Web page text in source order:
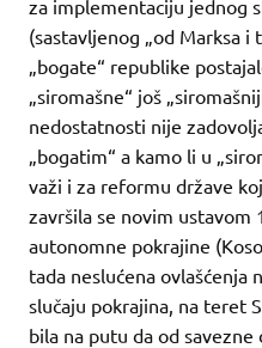
za implementaciju jednog
(sastavljenog „od Marksa i
„bogate“ republike
„siromašne“ još
nedostatnosti nije
„bogatim“ a kamo li u
važi i za reformu države
završila se novim ustavom
autonomne pokrajine
tada neslućena ovlašćenja
slučaju pokrajina, na teret
bila na putu da od savezne